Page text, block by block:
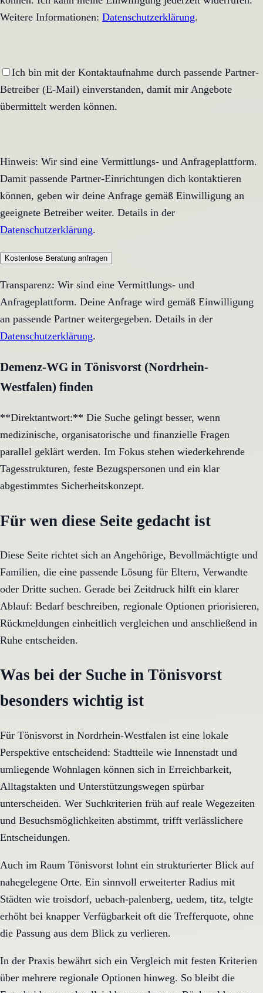
Weitere Informationen: Datenschutzerklärung.
Ich bin mit der Kontaktaufnahme durch passende Partner-
Betreiber (E-Mail) einverstanden, damit mir Angebote
übermittelt werden können.
Hinweis: Wir sind eine Vermittlungs- und Anfrageplattform.
Damit passende Partner-Einrichtungen dich kontaktieren
können, geben wir deine Anfrage gemäß Einwilligung an
geeignete Betreiber weiter. Details in der
Datenschutzerklärung.
Kostenlose Beratung anfragen
Transparenz: Wir sind eine Vermittlungs- und
Anfrageplattform. Deine Anfrage wird gemäß Einwilligung
an passende Partner weitergegeben. Details in der
Datenschutzerklärung.
Demenz-WG in Tönisvorst (Nordrhein-
Westfalen) finden
**Direktantwort:** Die Suche gelingt besser, wenn
medizinische, organisatorische und finanzielle Fragen
parallel geklärt werden. Im Fokus stehen wiederkehrende
Tagesstrukturen, feste Bezugspersonen und ein klar
abgestimmtes Sicherheitskonzept.
Für wen diese Seite gedacht ist
Diese Seite richtet sich an Angehörige, Bevollmächtigte und
Familien, die eine passende Lösung für Eltern, Verwandte
oder Dritte suchen. Gerade bei Zeitdruck hilft ein klarer
Ablauf: Bedarf beschreiben, regionale Optionen priorisieren,
Rückmeldungen einheitlich vergleichen und anschließend in
Ruhe entscheiden.
Was bei der Suche in Tönisvorst
besonders wichtig ist
Für Tönisvorst in Nordrhein-Westfalen ist eine lokale
Perspektive entscheidend: Stadtteile wie Innenstadt und
umliegende Wohnlagen können sich in Erreichbarkeit,
Alltagstakten und Unterstützungswegen spürbar
unterscheiden. Wer Suchkriterien früh auf reale Wegezeiten
und Besuchsmöglichkeiten abstimmt, trifft verlässlichere
Entscheidungen.
Auch im Raum Tönisvorst lohnt ein strukturierter Blick auf
nahegelegene Orte. Ein sinnvoll erweiterter Radius mit
Städten wie troisdorf, uebach-palenberg, uedem, titz, telgte
erhöht bei knapper Verfügbarkeit oft die Trefferquote, ohne
die Passung aus dem Blick zu verlieren.
In der Praxis bewährt sich ein Vergleich mit festen Kriterien
über mehrere regionale Optionen hinweg. So bleibt die